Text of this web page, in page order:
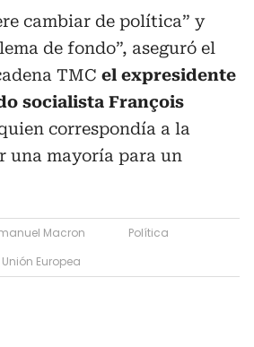
cambiar de política” y
de fondo”, aseguró el
TMC el expresidente
socialista François
correspondía a la
una mayoría para un
Macron
Política
Unión Europea